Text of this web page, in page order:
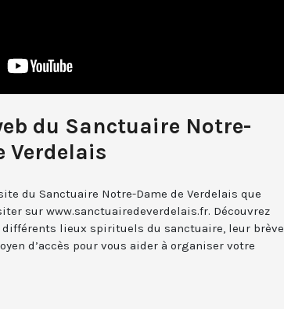
du Sanctuaire Notre-
Verdelais
du Sanctuaire Notre-Dame de Verdelais que
sur www.sanctuairedeverdelais.fr. Découvrez
lieux spirituels du sanctuaire, leur brève
d’accès pour vous aider à organiser votre